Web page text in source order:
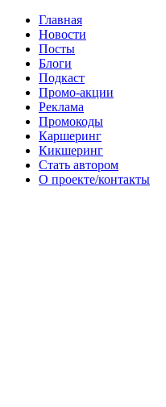
Главная
Новости
Посты
Блоги
Подкаст
Промо-акции
Реклама
Промокоды
Каршеринг
Кикшеринг
Стать автором
О проекте/контакты